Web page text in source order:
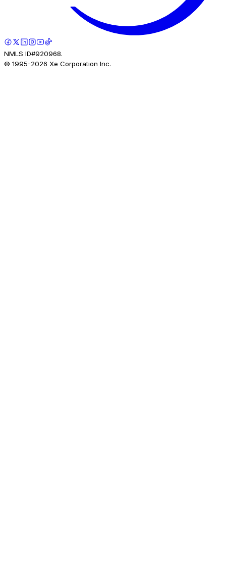
NMLS ID#920968.
© 1995-2026 Xe Corporation Inc.